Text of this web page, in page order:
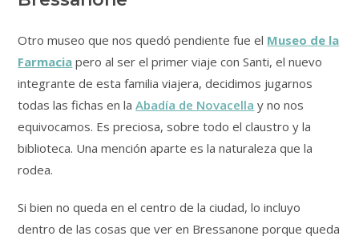
Otro museo que nos quedó pendiente fue el Museo de la
Farmacia pero al ser el primer viaje con Santi, el nuevo
integrante de esta familia viajera, decidimos jugarnos
todas las fichas en laAbadía de Novacella y no nos
equivocamos. Es preciosa, sobre todo el claustro y la
biblioteca. Una mención aparte es la naturaleza que la
rodea.
Si bien no queda en el centro de la ciudad, lo incluyo
dentro de las cosas que ver en Bressanone porque queda